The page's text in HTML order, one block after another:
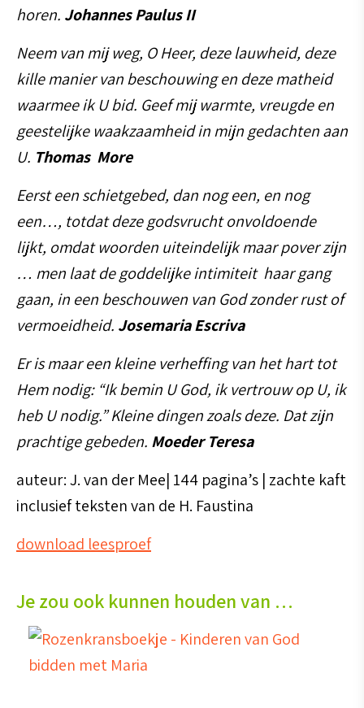
horen. Johannes Paulus II
Neem van mij weg, O Heer, deze lauwheid, deze
kille manier van beschouwing en deze matheid
waarmee ik U bid. Geef mij warmte, vreugde en
geestelijke waakzaamheid in mijn gedachten aan
U. Thomas More
Eerst een schietgebed, dan nog een, en nog
een…, totdat deze godsvrucht onvoldoende
lijkt, omdat woorden uiteindelijk maar pover zijn
… men laat de goddelijke intimiteit haar gang
gaan, in een beschouwen van God zonder rust of
vermoeidheid. Josemaria Escriva
Er is maar een kleine verheffing van het hart tot
Hem nodig: “Ik bemin U God, ik vertrouw op U, ik
heb U nodig.” Kleine dingen zoals deze. Dat zijn
prachtige gebeden. Moeder Teresa
auteur: J. van der Mee| 144 pagina’s | zachte kaft
inclusief teksten van de H. Faustina
download leesproef
Je zou ook kunnen houden van …